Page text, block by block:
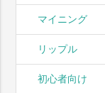
マイニング
リップル
初心者向け